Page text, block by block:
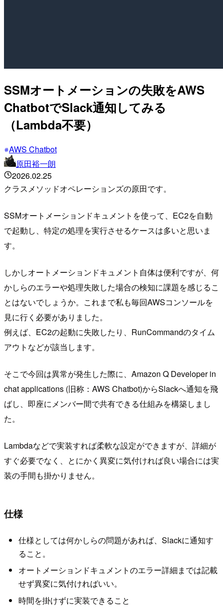
SSMオートメーションの失敗をAWS
ChatbotでSlack通知してみる
（Lambda不要）
AWS Chatbot
原田裕一朗
2026.02.25
クラスメソッドオペレーションズの原田です。
SSMオートメーションドキュメントを使って、EC2を自動
で起動し、特定の処理を実行させるケースは多いと思いま
す。
しかしオートメーションドキュメント自体は便利ですが、何
かしらのエラーや処理失敗した場合の検知に課題を感じるこ
とはないでしょうか。これまで私も毎回AWSコンソールを
見に行く必要がありました。
例えば、EC2の起動に失敗したり、RunCommandのタイム
アウトなどが該当します。
そこで今回は異常が発生した際に、Amazon Q Developer in
chat applications (旧称：AWS Chatbot)からSlackへ通知を飛
ばし、即座にメンバー間で共有できる仕組みを構築しまし
た。
Lambdaなどで実装すれば柔軟な設定ができますが、詳細が
すぐ必要でなく、とにかく異変に気付ければ良い場合には実
装の手間も掛かりません。
仕様
仕様としては何かしらの問題があれば、Slackに通知す
ること。
オートメーションドキュメントのエラー詳細までは記載
せず異変に気付ければいい。
時間を掛けずに実装できること